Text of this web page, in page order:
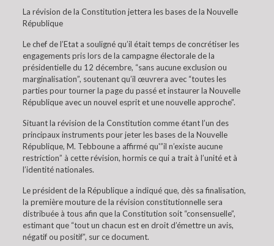
La révision de la Constitution jettera les bases de la Nouvelle
République
Le chef de l’Etat a souligné qu’il était temps de concrétiser les
engagements pris lors de la campagne électorale de la
présidentielle du 12 décembre, “sans aucune exclusion ou
marginalisation”, soutenant qu’il œuvrera avec “toutes les
parties pour tourner la page du passé et instaurer la Nouvelle
République avec un nouvel esprit et une nouvelle approche”.
Situant la révision de la Constitution comme étant l’un des
principaux instruments pour jeter les bases de la Nouvelle
République, M. Tebboune a affirmé qu'”il n’existe aucune
restriction” à cette révision, hormis ce qui a trait à l’unité et à
l’identité nationales.
Le président de la République a indiqué que, dès sa finalisation,
la première mouture de la révision constitutionnelle sera
distribuée à tous afin que la Constitution soit “consensuelle”,
estimant que “tout un chacun est en droit d’émettre un avis,
négatif ou positif”, sur ce document.